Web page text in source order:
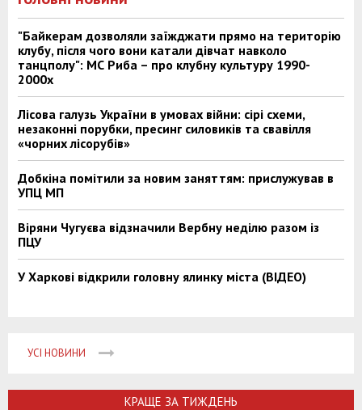
"Байкерам дозволяли заїжджати прямо на територію
клубу, після чого вони катали дівчат навколо
танцполу": МС Риба – про клубну культуру 1990-
2000х
Лісова галузь України в умовах війни: сірі схеми,
незаконні порубки, пресинг силовиків та свавілля
«чорних лісорубів»
Добкіна помітили за новим заняттям: прислужував в
УПЦ МП
Віряни Чугуєва відзначили Вербну неділю разом із
ПЦУ
У Харкові відкрили головну ялинку міста (ВІДЕО)
УСІ НОВИНИ
КРАЩЕ ЗА ТИЖДЕНЬ